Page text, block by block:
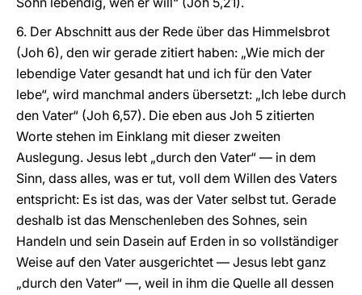
6. Der Abschnitt aus der Rede über das Himmelsbrot
(Joh 6), den wir gerade zitiert haben: „Wie mich der
lebendige Vater gesandt hat und ich für den Vater
lebe“, wird manchmal anders übersetzt: „Ich lebe durch
den Vater“ (Joh 6,57). Die eben aus Joh 5 zitierten
Worte stehen im Einklang mit dieser zweiten
Auslegung. Jesus lebt „durch den Vater“ — in dem
Sinn, dass alles, was er tut, voll dem Willen des Vaters
entspricht: Es ist das, was der Vater selbst tut. Gerade
deshalb ist das Menschenleben des Sohnes, sein
Handeln und sein Dasein auf Erden in so vollständiger
Weise auf den Vater ausgerichtet — Jesus lebt ganz
„durch den Vater“ —, weil in ihm die Quelle all dessen